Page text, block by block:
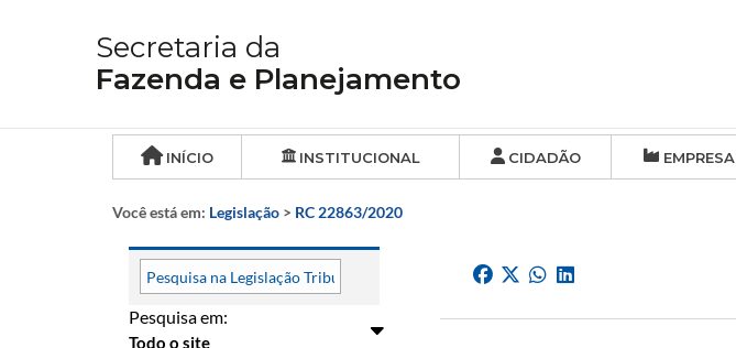
Secretaria da
Fazenda e Planejamento
INÍCIO INSTITUCIONAL CIDADÃO EMPRESA
Você está em: Legislação > RC 22863/2020
Pesquisa em: